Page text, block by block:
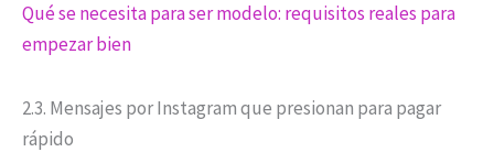
Qué se necesita para ser modelo: requisitos reales para
empezar bien
2.3. Mensajes por Instagram que presionan para pagar
rápido